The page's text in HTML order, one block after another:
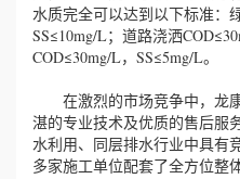
水质完全可以达到以下标准：
SS≤10mg/L；道路浇洒
COD≤30mg/L，SS≤5mg/L。
在激烈的市场竞争中，龙
湛的专业技术及优质的售后服
水利用、同层排水行业中具有
多家施工单位配套了全方位整